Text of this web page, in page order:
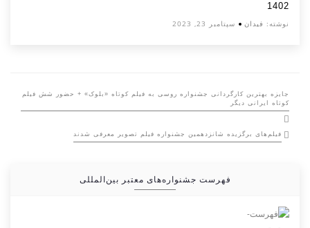
1402
نوشته: فیدان سپتامبر 23, 2023
جایزه بهترین کارگردانی جشنواره روسی به فیلم کوتاه «بلوک» + حضور شش فیلم
کوتاه ایرانی دیگر
فیلم‌های برگزیده شانزدهمین جشنواره فیلم تصویر معرفی شدند
فهرست جشنواره‌های معتبر بین‌المللی